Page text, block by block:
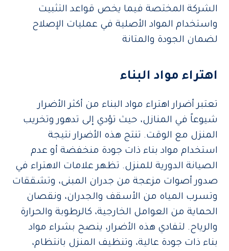
الشركة المختصة فيما يخص قواعد التثبيت
واستخدام المواد الأصلية في عمليات الإصلاح
لضمان الجودة والمتانة
اهتراء مواد البناء
تعتبر أضرار اهتراء مواد البناء من أكثر الأضرار
شيوعاً في المنازل، حيث تؤدي إلى تدهور وتخريب
المنزل مع الوقت. تنتج هذه الأضرار نتيجة
استخدام مواد بناء ذات جودة منخفضة أو عدم
الصيانة الدورية للمنزل. تظهر علامات الاهتراء في
صدور أصوات مزعجة من جدران المبنى، وتشققات
وتسرب المياه من الأسقف والجدران، ونقصان
الحماية من العوامل الخارجية، كالرطوبة والحرارة
والرياح. لتفادي هذه الأضرار، ينصح بشراء مواد
بناء ذات جودة عالية، وتنظيف المنزل بانتظام،